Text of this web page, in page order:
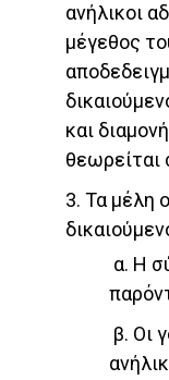
ανήλικοι
μέγεθος
και
θεωρείται
3. Τα μέλη
α. Η
β. Οι